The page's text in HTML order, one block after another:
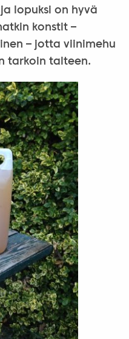
lopuksi on hyvä
konstit –
– jotta viinimehu
tarkoin talteen.